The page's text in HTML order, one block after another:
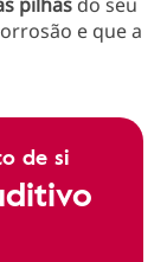
e que a
de si